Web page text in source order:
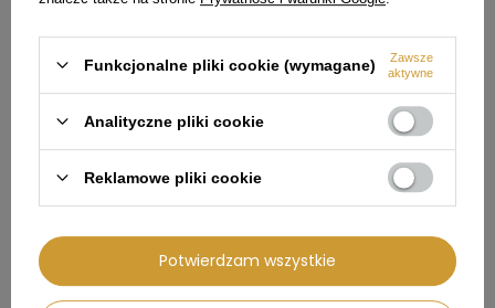
Śledzenie przesyłki
Chcę zareklamować produkt
Chcę odstąpić od umowy
Chcę wymienić produkt
Kontakt
Konto
Funkcjonalne pliki cookie (wymagane)
Zawsze
aktywne
Analityczne pliki cookie
Reklamowe pliki cookie
Potwierdzam wszystkie